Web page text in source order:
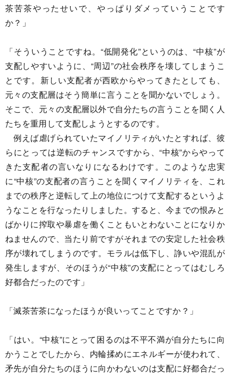
茶苦茶やったせいで、やっぱりダメっていうことです
か？」
「そういうことですね。“低開発化”というのは、“中核”が
支配しやすいように、“周辺”の社会秩序を壊してしまうこ
とです。新しい支配者が西欧からやってきたとしても、
元々の支配層はそう簡単に言うことを聞かないでしょう。
そこで、元々の支配層以外で自分たちの言うことを聞く人
たちを重用して支配しようとするのです。
例えば虐げられていたマイノリティがいたとすれば、彼
らにとっては逆転のチャンスですから、“中核”からやって
きた支配者の言いなりになるわけです。このような忠実
に“中核”の支配者の言うことを聞くマイノリティを、これ
までの秩序と逆転して上の地位につけて支配するというよ
うなことを行なったりしました。すると、今までの恨みと
ばかりに搾取や暴虐を働くこともいとわないことになりか
ねませんので、当たり前ですがそれまでの安定した社会秩
序が壊れてしまうのです。モラルは低下し、諍いや混乱が
発生しますが、そのほうが“中核”の支配にとってはむしろ
好都合だったのです」
「滅茶苦茶になったほうが良いってことですか？」
「はい。“中核”にとって困るのは不平不満が自分たちに向
かうことでしたから、内輪揉めにエネルギーが使われて、
矛先が自分たちのほうに向かわないのは支配に好都合だっ